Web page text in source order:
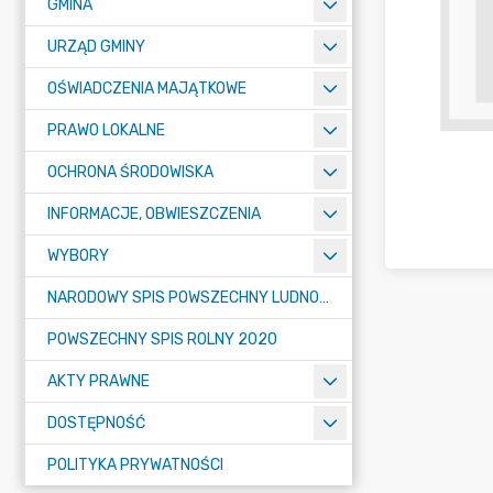
GMINA
URZĄD GMINY
OŚWIADCZENIA MAJĄTKOWE
PRAWO LOKALNE
OCHRONA ŚRODOWISKA
INFORMACJE, OBWIESZCZENIA
WYBORY
NARODOWY SPIS POWSZECHNY LUDNOŚCI I MIESZKAŃ W 2021
POWSZECHNY SPIS ROLNY 2020
AKTY PRAWNE
DOSTĘPNOŚĆ
POLITYKA PRYWATNOŚCI